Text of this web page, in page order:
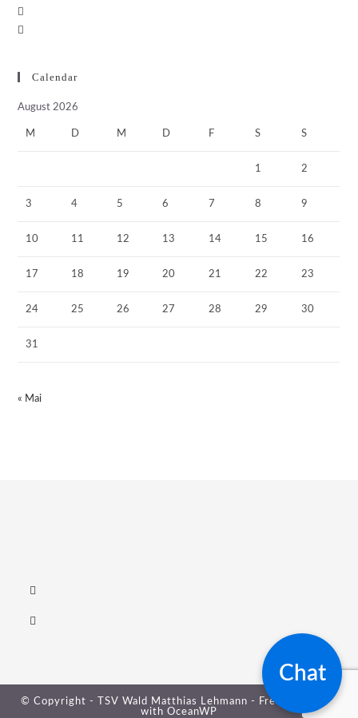
Chat
Calendar
August 2026
M D M D F S S
1 2
3 4 5 6 7 8 9
10 11 12 13 14 15 16
17 18 19 20 21 22 23
24 25 26 27 28 29 30
31
« Mai
© Copyright - TSV Wald Matthias Lehmann - Free your mind
with OceanWP